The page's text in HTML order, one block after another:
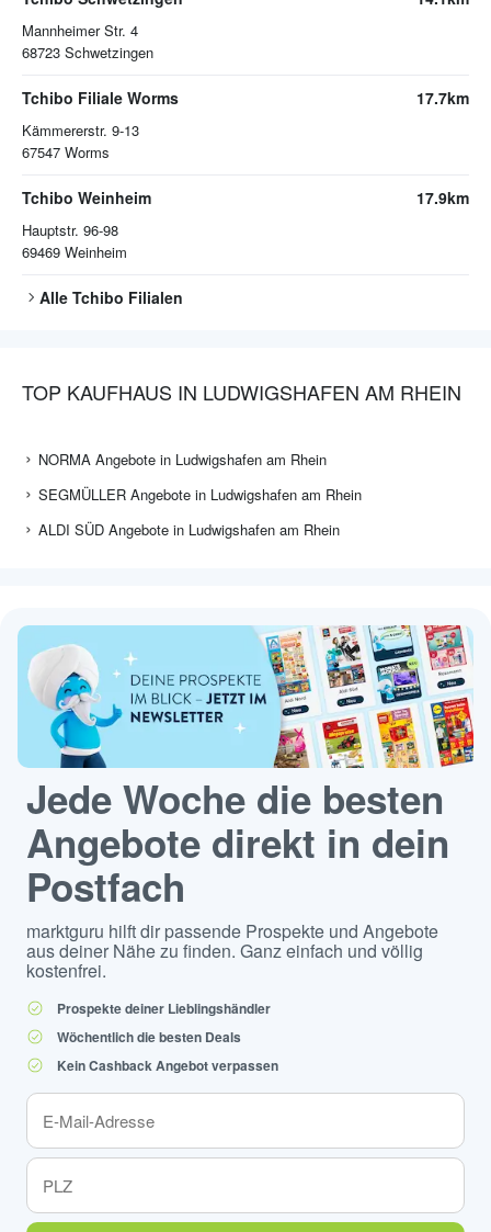
Mannheimer Str. 4
68723 Schwetzingen
Tchibo Filiale Worms
Kämmererstr. 9-13
67547 Worms
17.7km
Tchibo Weinheim
Hauptstr. 96-98
69469 Weinheim
17.9km
Alle Tchibo Filialen
TOP KAUFHAUS IN LUDWIGSHAFEN AM RHEIN
NORMA Angebote in Ludwigshafen am Rhein
SEGMÜLLER Angebote in Ludwigshafen am Rhein
ALDI SÜD Angebote in Ludwigshafen am Rhein
Jede Woche die besten
Angebote direkt in dein
Postfach
marktguru hilft dir passende Prospekte und Angebote
aus deiner Nähe zu finden. Ganz einfach und völlig
kostenfrei.
Prospekte deiner Lieblingshändler
Wöchentlich die besten Deals
Kein Cashback Angebot verpassen